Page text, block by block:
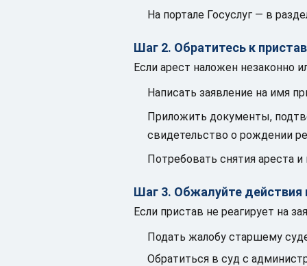
На портале Госуслуг — в
Шаг 2. Обратитесь к
Если арест наложен незаконно
Написать заявление на имя
Приложить документы,
свидетельство о рождении
Потребовать снятия ареста
Шаг 3. Обжалуйте действия
Если пристав не реагирует на
Подать жалобу старшему
Обратиться в суд с